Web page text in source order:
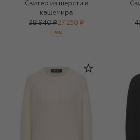
Свитер из шерсти и
кашемира
38 940 ₽27 258 ₽
-30%